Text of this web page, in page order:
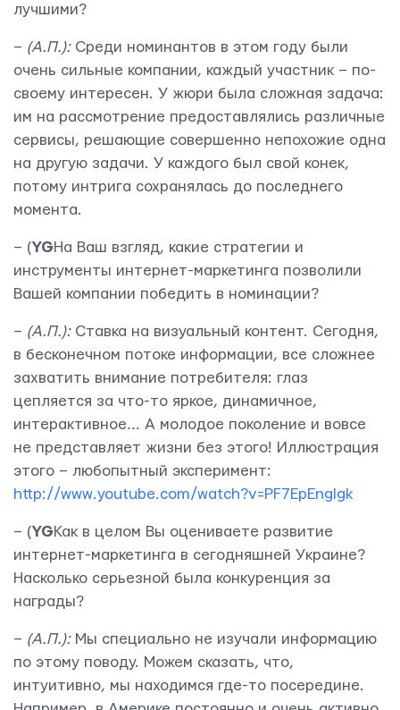
лучшими?
– (А.П.): Среди номинантов в этом году были
очень сильные компании, каждый участник – по-
своему интересен. У жюри была сложная задача:
им на рассмотрение предоставлялись различные
сервисы, решающие совершенно непохожие одна
на другую задачи. У каждого был свой конек,
потому интрига сохранялась до последнего
момента.
– (YGНа Ваш взгляд, какие стратегии и
инструменты интернет-маркетинга позволили
Вашей компании победить в номинации?
– (А.П.): Ставка на визуальный контент. Сегодня,
в бесконечном потоке информации, все сложнее
захватить внимание потребителя: глаз
цепляется за что-то яркое, динамичное,
интерактивное… А молодое поколение и вовсе
не представляет жизни без этого! Иллюстрация
этого – любопытный эксперимент:
http://www.youtube.com/watch?v=PF7EpEnglgk
– (YGКак в целом Вы оцениваете развитие
интернет-маркетинга в сегодняшней Украине?
Насколько серьезной была конкуренция за
награды?
– (А.П.):Мы специально не изучали информацию
по этому поводу. Можем сказать, что,
интуитивно, мы находимся где-то посередине.
Контактная информация
info@yudjes.com
Rävala pst 8-ruum 810, 10143, Tallinn
Yudjes OÜ
Свяжитесь с нами